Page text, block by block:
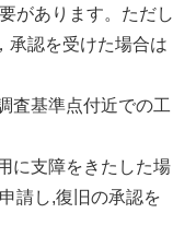
があります。ただし
承認を受けた場合は
査基準点付近での工
に支障をきたした場
請し,復旧の承認を